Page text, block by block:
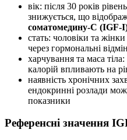
вік: після 30 років
знижується, що
соматомедину-С (IGF-
стать: чоловіки та
через гормональні
харчування та маса
калорій впливають на
наявність хронічних
ендокринні розлади
показники
Референсні значення